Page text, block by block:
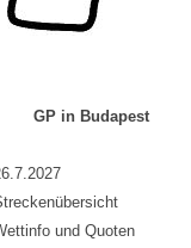
GP in Budapest
und Quoten